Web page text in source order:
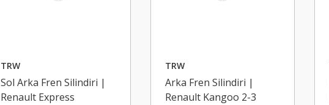
TRW
Sol Arka Fren Silindiri |
Renault Express
TRW
Arka Fren Silindiri |
Renault Kangoo 2-3